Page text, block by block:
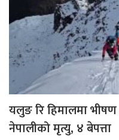
यलुङ रि हिमालमा भीषण
नेपालीको मृत्यु, ४ बेपत्ता